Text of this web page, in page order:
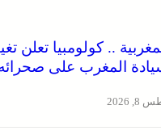
.. كولومبيا تعلن
المغرب على
2026